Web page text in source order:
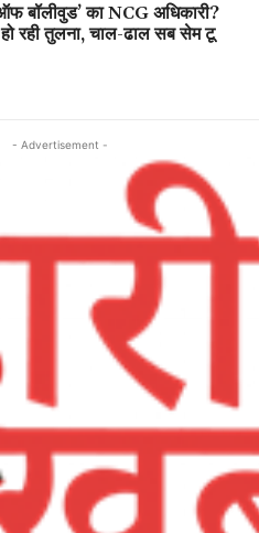
बॉलीवुड’ का NCG अधिकारी?
रही तुलना, चाल-ढाल सब सेम टू
- Advertisement -